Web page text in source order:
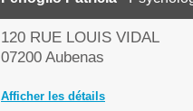
120 RUE LOUIS VIDAL
07200 Aubenas
Afficher les détails